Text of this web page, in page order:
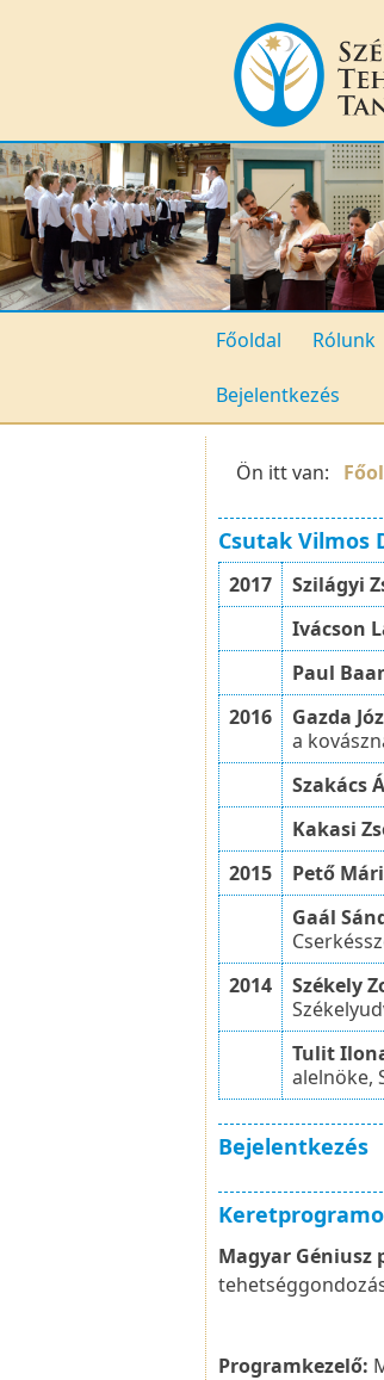
Főoldal Rólunk
Bejelentkezés
Ön itt van:
Csutak Vilmos
2017 Szilágyi
Ivácson
Paul
2016
Gazda
a
Szakács
Kakasi
2015
Pető
Gaál
2014
Székely
Tulit
alelnöke,
Bejelentkezés
Magyar Géniusz
Programkezelő: